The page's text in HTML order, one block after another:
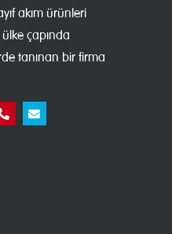
akım ürünleri
çapında
tanınan bir firma